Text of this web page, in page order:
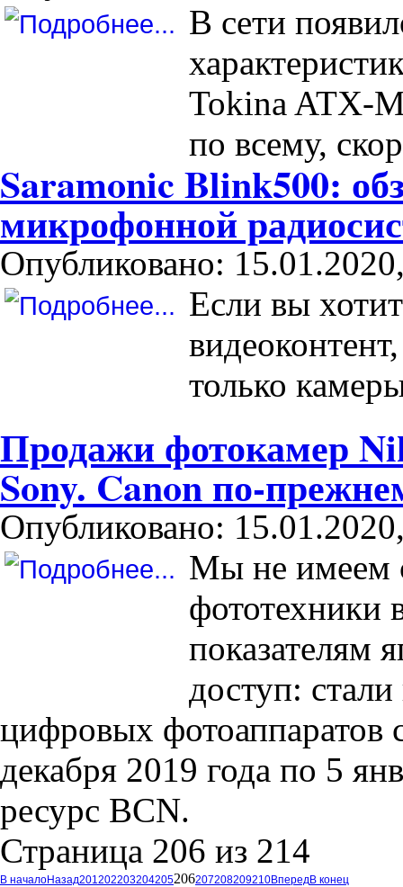
В сети
Tokina ATX-
по всему,
Saramonic Blink500:
микрофонной
Опубликовано:
Если вы
только
Продажи фотокамер
Sony. Canon по-
Опубликовано:
Мы не имеем
показателям
доступ:
цифровых фотоаппаратов
декабря 2019 года по 5
ресурс BCN.
Страница 206 из 214
В началоНазад201202203204205206207208209210ВпередВ конец